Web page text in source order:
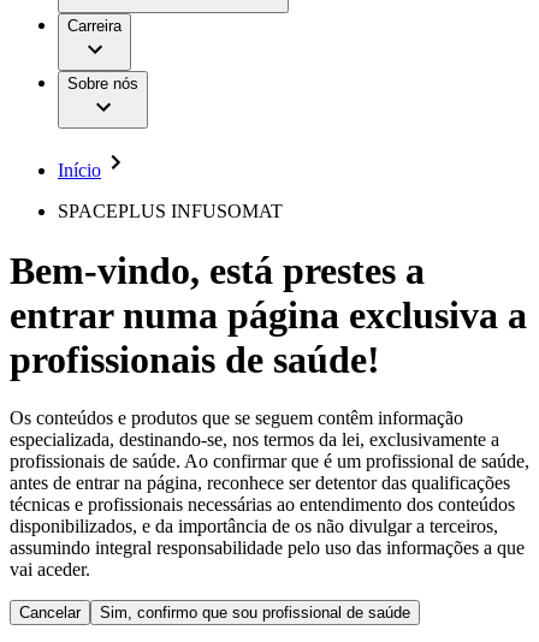
Aesculap Academy
Contentores Estéreis
Neurocirurgia
Nutrição Clínica
Prevenção e Controlo de Infeções
Retenção Urinária e Urologia
Suturas e Especialidades Cirúrgicas
Terapias de Infusão
Terapia de Intervenção Vascular
Tratamento de Feridas
Tratamento de Sangue Extracorporal
Soluções
Terapias
Patologias e Cuidados
Serviços
Cuidados Domiciliários
Coordenamos os seus cuidados médicos quando recebe alta
do hospital. Para mais informações, visite a nossa página de
cuidados domiciliários.
Trabalhar na B. Braun
Oportunidades de emprego
A nossa cultura
Vagas disponíveis
Descubra as tuas oportunidades de carreira na B. Braun.
Pesquise no nosso mercado de trabalho global por perfis de
trabalho interessantes.
Centro de Inovação
Responsabilidade
Acesso aos Cuidados de Saúde
Comunicados de Imprensa
Contactos
Formulário de Contacto
Empresa
Responsabilidade
Media
Carreira
Sobre nós
Início
SPACEPLUS INFUSOMAT
Bem-vindo, está prestes a
entrar numa página exclusiva a
profissionais de saúde!
Os conteúdos e produtos que se seguem contêm informação
especializada, destinando-se, nos termos da lei, exclusivamente a
profissionais de saúde. Ao confirmar que é um profissional de saúde,
antes de entrar na página, reconhece ser detentor das qualificações
técnicas e profissionais necessárias ao entendimento dos conteúdos
disponibilizados, e da importância de os não divulgar a terceiros,
assumindo integral responsabilidade pelo uso das informações a que
vai aceder.
Cancelar Sim, confirmo que sou profissional de saúde